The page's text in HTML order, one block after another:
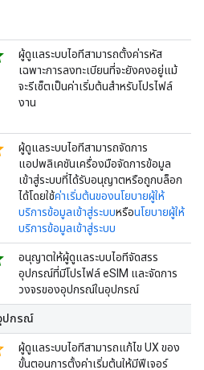
ผู้ดูแลระบบไอทีสามารถตั้งค่ารหัส
เฉพาะการลงทะเบียนที่จะยังคงอยู่แม้
จะรีเซ็ตเป็นค่าเริ่มต้นสำหรับโปรไฟล์
งาน
ผู้ดูแลระบบไอทีสามารถจัดการ
แอปพลิเคชันเครื่องมือจัดการข้อมูล
เข้าสู่ระบบที่ได้รับอนุญาตหรือถูกบล็อก
ได้โดยใช้ค่าเริ่มต้นของนโยบายผู้ให้
บริการข้อมูลเข้าสู่ระบบหรือนโยบายผู้ให้
บริการข้อมูลเข้าสู่ระบบ
อนุญาตให้ผู้ดูแลระบบไอทีจัดสรร
อุปกรณ์ที่มีโปรไฟล์ eSIM และจัดการ
วงจรของอุปกรณ์ในอุปกรณ์
ปกรณ์
ผู้ดูแลระบบไอทีสามารถแก้ไข UX ของ
ขั้นตอนการตั้งค่าเริ่มต้นให้มีฟีเจอร์